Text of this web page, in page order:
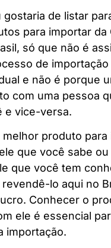
gostaria de listar
para importar da
só que não é
de importação
e não é porque
com uma pessoa
e vice-versa.
melhor produto para
que você sabe
que você tem
lo aqui no
Conhecer o
ele é essencial
importação.